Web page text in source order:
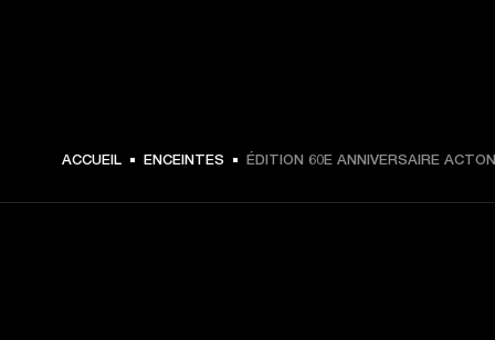
ACCUEIL ENCEINTES ÉDITION 60E ANNIVERSAIRE